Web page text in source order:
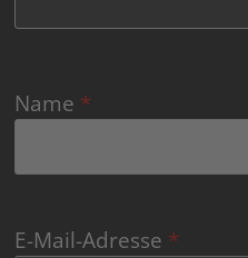
Name *
E-Mail-Adresse *